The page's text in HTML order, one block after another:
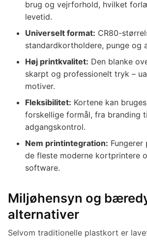
brug og vejrforhold, hvilket
levetid.
Universelt format: CR80-
standardkortholdere, punge og
Høj printkvalitet: Den blanke
skarpt og professionelt tryk –
motiver.
Fleksibilitet: Kortene kan
forskellige formål, fra branding
adgangskontrol.
Nem printintegration:
de fleste moderne kortprintere
software.
Miljøhensyn og
alternativer
Selvom traditionelle plastkort er